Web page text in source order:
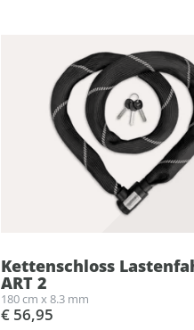
Kettenschloss
ART 2
180 cm x 8.3 mm
€ 56,95